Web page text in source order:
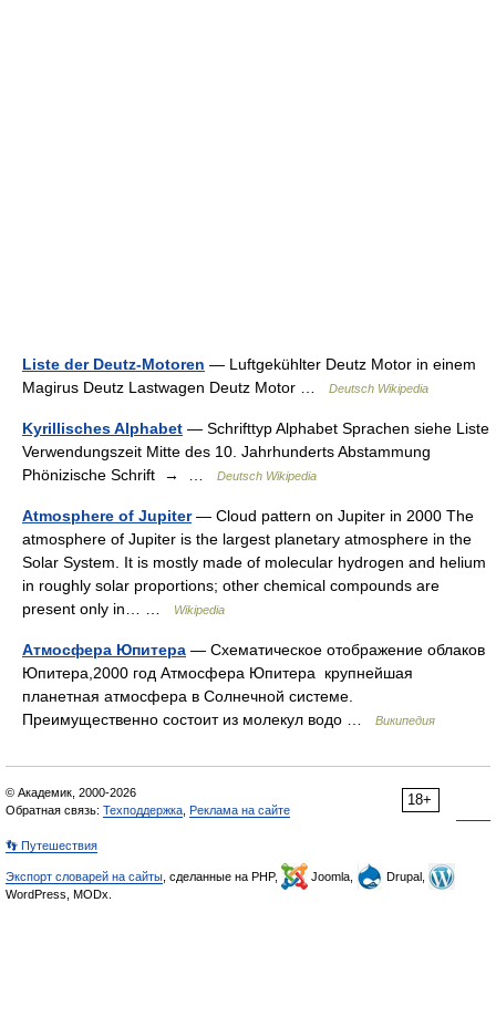
Liste der Deutz-Motoren — Luftgekühlter Deutz Motor in einem
Magirus Deutz Lastwagen Deutz Motor …
Deutsch Wikipedia
Kyrillisches Alphabet — Schrifttyp Alphabet Sprachen siehe Liste
Verwendungszeit Mitte des 10. Jahrhunderts Abstammung
Phönizische Schrift → …
Deutsch Wikipedia
Atmosphere of Jupiter— Cloud pattern on Jupiter in 2000 The
atmosphere of Jupiter is the largest planetary atmosphere in the
Solar System. It is mostly made of molecular hydrogen and helium
in roughly solar proportions; other chemical compounds are
present only in… …
Wikipedia
Атмосфера Юпитера — Схематическое отображение облаков
Юпитера,2000 год Атмосфера Юпитера крупнейшая
планетная атмосфера в Солнечной системе.
Преимущественно состоит из молекул водо …
Википедия
18+
© Академик, 2000-2026
Обратная связь: Техподдержка Реклама на сайте
👣 Путешествия
Экспорт словарей на сайты , сделанные на PHP, Joomla,
Drupal,
WordPress, MODx.